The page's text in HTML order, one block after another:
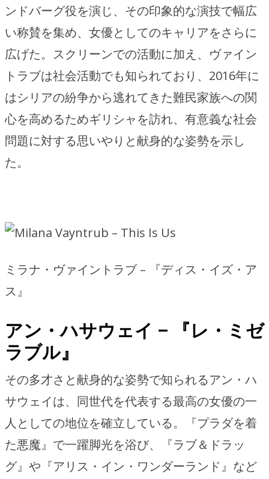
ンドバーグ役を演じ、その印象的な演技で幅広
い称賛を集め、女優としてのキャリアをさらに
広げた。スクリーンでの活動に加え、ヴァイン
トラブは社会活動でも知られており、2016年に
はシリアの紛争から逃れてきた難民家族への関
心を高めるためギリシャを訪れ、有意義な社会
問題に対する思いやりと献身的な姿勢を示し
た。
ミラナ・ヴァイントラブ – 『ディス・イズ・ア
ス』
アン・ハサウェイ – 『レ・ミゼ
ラブル』
その多才さと献身的な姿勢で知られるアン・ハ
サウェイは、同世代を代表する最高の女優の一
人としての地位を確立している。『プラダを着
た悪魔』で一躍脚光を浴び、『ラブ＆ドラッ
グ』や『アリス・イン・ワンダーランド』など